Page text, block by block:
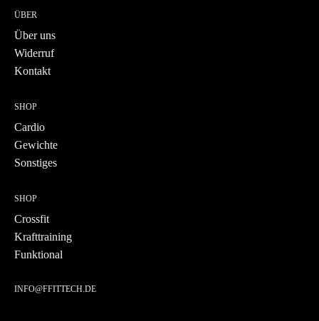
ÜBER
Über uns
Widerruf
Kontakt
SHOP
Cardio
Gewichte
Sonstiges
SHOP
Crossfit
Krafttraining
Funktional
INFO@FFITTECH.DE